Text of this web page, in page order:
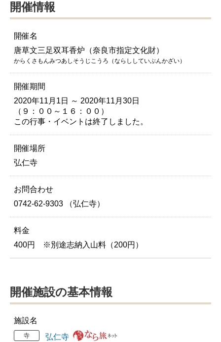
開催情報
開催名
唐草文三足双耳香炉（奈良市指定文化財）
からくさもんみつあしそうじこうろ（ならししていぶんかざい）
開催期間
2020年11月1日 ～ 2020年11月30日
（９：００～１６：００）
この行事・イベントは終了しました。
開催場所
弘仁寺
お問合わせ
0742-62-9303 （弘仁寺）
料金
400円 ※別途志納入山料（200円）
開催施設の基本情報
施設名
寺 弘仁寺